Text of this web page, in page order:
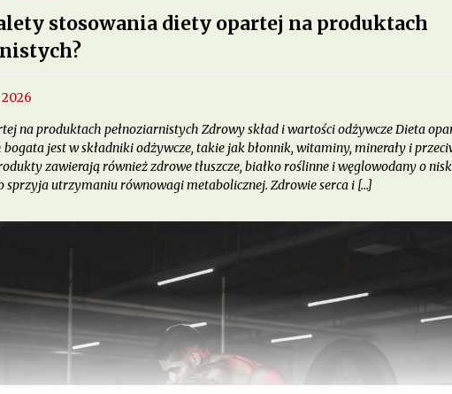
stosowania diety opartej na produktach
2026
na produktach pełnoziarnistych Zdrowy skład i wartości odżywcze Dieta
jest w składniki odżywcze, takie jak błonnik, witaminy, minerały i
zawierają również zdrowe tłuszcze, białko roślinne i węglowodany o
sprzyja utrzymaniu równowagi metabolicznej. Zdrowie serca i […]